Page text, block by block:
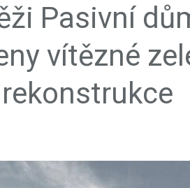
Pasivní
vítězné